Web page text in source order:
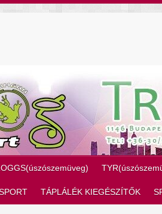
TÁPLÁLÉK KIEGÉSZÍTŐK